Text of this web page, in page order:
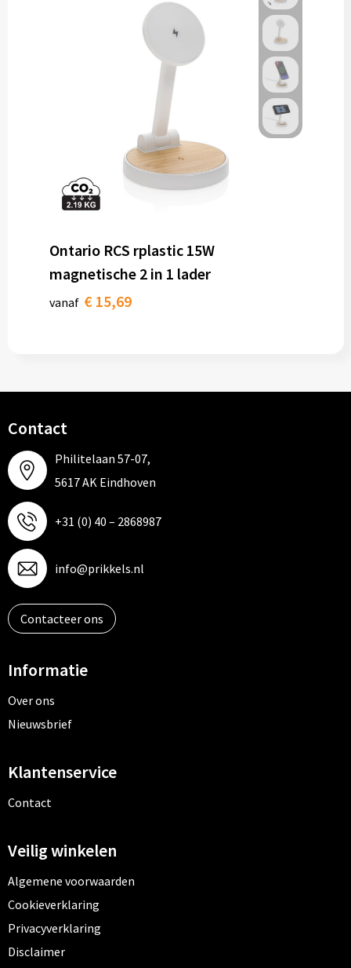
Ontario RCS rplastic 15W
magnetische 2 in 1 lader
vanaf € 15,69
Contact
Philitelaan 57-07,
5617 AK Eindhoven
+31 (0) 40 – 2868987
info@prikkels.nl
Contacteer ons
Informatie
Over ons
Nieuwsbrief
Klantenservice
Contact
Veilig winkelen
Algemene voorwaarden
Cookieverklaring
Privacyverklaring
Disclaimer